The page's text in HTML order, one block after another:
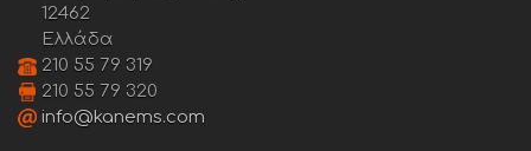
12462
Ελλάδα
210 55 79 319
210 55 79 320
info@kanems.com